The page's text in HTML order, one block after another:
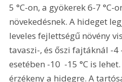
5 °C-on, a gyökerek 6-7 °C-
növekedésnek. A hideget
leveles fejlettségű növény
tavaszi-, és őszi fajtáknál -
esetében -10  -15 °C is
érzékeny a hidegre. A